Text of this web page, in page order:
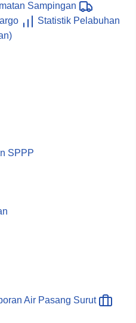
Sampingan
Statistik Pelabuhan
SPPP
Air Pasang Surut